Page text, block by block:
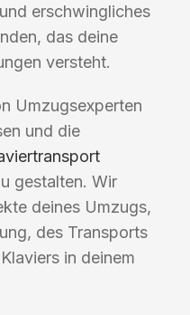
erschwingliches
das deine
versteht.
Umzugsexperten
und die
gestalten. Wir
deines Umzugs,
des Transports
in deinem